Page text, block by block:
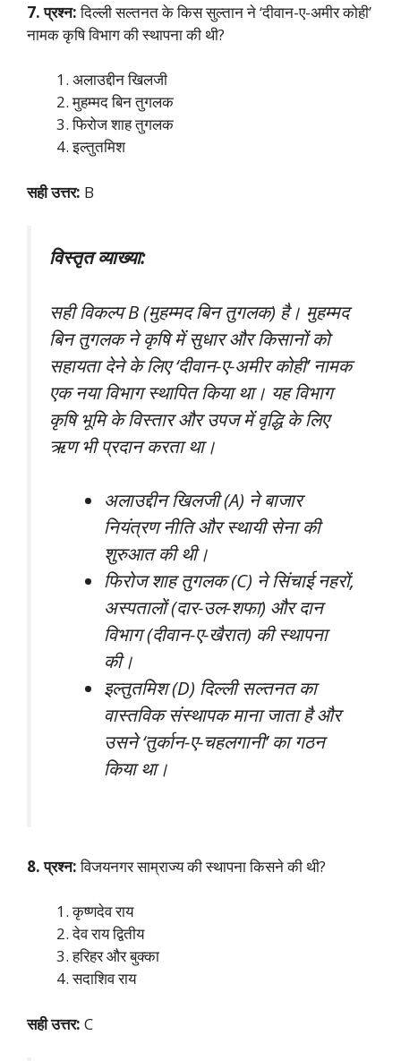
7. प्रश्न:दिल्ली सल्तनत के किस सुल्तान ने ‘दीवान-ए-अमीर कोही’
नामक कृषि विभाग की स्थापना की थी?
अलाउद्दीन खिलजी
मुहम्मद बिन तुगलक
फिरोज शाह तुगलक
इल्तुतमिश
सही उत्तर: B
विस्तृत व्याख्या:
सही विकल्प B (मुहम्मद बिन तुगलक) है। मुहम्मद
बिन तुगलक ने कृषि में सुधार और किसानों को
सहायता देने के लिए ‘दीवान-ए-अमीर कोही’ नामक
एक नया विभाग स्थापित किया था। यह विभाग
कृषि भूमि के विस्तार और उपज में वृद्धि के लिए
ऋण भी प्रदान करता था।
अलाउद्दीन खिलजी (A) ने बाजार
नियंत्रण नीति और स्थायी सेना की
शुरुआत की थी।
फिरोज शाह तुगलक (C) ने सिंचाई नहरों,
अस्पतालों (दार-उल-शफा) और दान
विभाग (दीवान-ए-खैरात) की स्थापना
की।
इल्तुतमिश (D) दिल्ली सल्तनत का
वास्तविक संस्थापक माना जाता है और
उसने ‘तुर्कान-ए-चहलगानी’ का गठन
किया था।
8. प्रश्न:विजयनगर साम्राज्य की स्थापना किसने की थी?
कृष्णदेव राय
देव राय द्वितीय
हरिहर और बुक्का
सदाशिव राय
सही उत्तर: C